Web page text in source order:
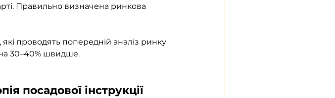
Правильно визначена ринкова
проводять попередній аналіз ринку
30–40% швидше.
посадової інструкції